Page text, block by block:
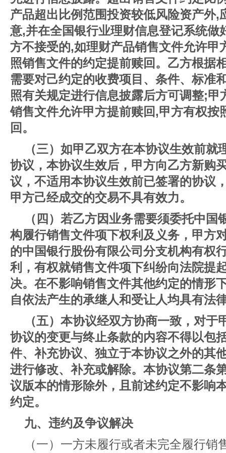
产品超出比例范围投资较低风险资产外,
意,并在全国银行业理财信息登记系统做
方不接受的,如理财产品销售文件允许甲
照销售文件的约定提前赎回。乙方根据
需要对己约定的收费项目、条件、标准
照有关规定进行信息披露后方可调整;甲
销售文件允许甲方提前赎回,甲方有权按
回。
（三）如甲乙双方在本协议生效前
协议，本协议生效后，甲方向乙方新购
议，不适用本协议生效前已签署的协议
甲方己经成交的交易不具有效力。
（四）若乙方因业务需要须委托中
构履行销售文件项下权利及义务，甲方
的中国银行股份有限公司分支机构有权
利，有权就销售文件项下纠纷向法院提
决。在不影响销售文件其他约定的情形
自依法产生的承继人和受让人均具有法
（五）本协议经双方协商一致，对
协议的变更与终止条款的内容不得以包
件、补充协议、独立于本协议之外的其
进行修改、补充或解除。本协议第二条
议版本的情形除外，且前述约定不影响
约定。
九、违约及争议解决
（一）一方未履行或者未完全履行